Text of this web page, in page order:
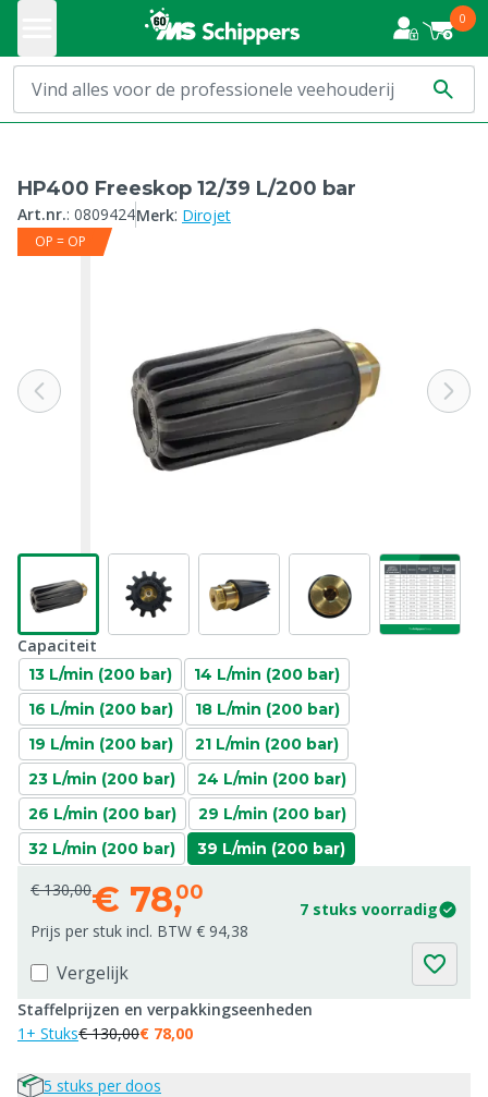
0
HP400 Freeskop 12/39 L/200 bar
Art.nr.: 0809424Merk: Dirojet
OP = OP
Capaciteit
13 L/min (200 bar)
14 L/min (200 bar)
16 L/min (200 bar)
18 L/min (200 bar)
19 L/min (200 bar)
21 L/min (200 bar)
23 L/min (200 bar)
24 L/min (200 bar)
26 L/min (200 bar)
29 L/min (200 bar)
32 L/min (200 bar)
39 L/min (200 bar)
€ 130,00€ 78,00
7 stuks voorradig
Prijs per stuk incl. BTW € 94,38
Vergelijk
Staffelprijzen en verpakkingseenheden
1+ Stuks€ 130,00€ 78,00
5 stuks per doos